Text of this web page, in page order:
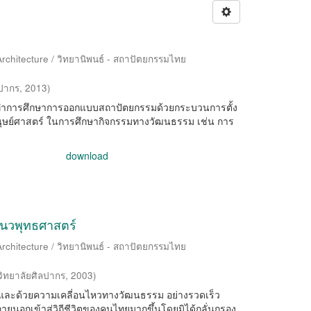
/ วิทยานิพนธ์ - สถาปัตยกรรมไทย
กร, 2013)
ารศึกษาการออกแบบสถาปัตยกรรมด้วยกระบวนการตั้ง
ศาสตร์ ในการศึกษากิจกรรมทางวัฒนธรรม เช่น การ
download
วพุทธศาสตร์
/ วิทยานิพนธ์ - สถาปัตยกรรมไทย
ยาลัยศิลปากร, 2003)
ะด้วยความเคลี่อนไหวทางวัฒนธรรม อย่างรวดเร็ว
ยนอกเข้าสู่วิถีชีวิตของคนไทยมากขึ้นโดยมิได้กลั่นกรอง